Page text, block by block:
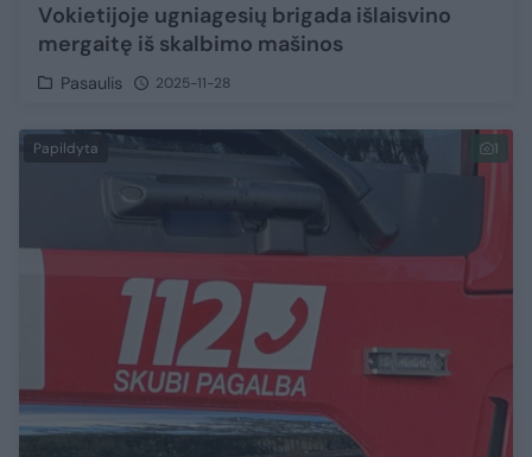
Vokietijoje ugniagesių brigada išlaisvino
mergaitę iš skalbimo mašinos
Pasaulis 2025-11-28
Papildyta 1